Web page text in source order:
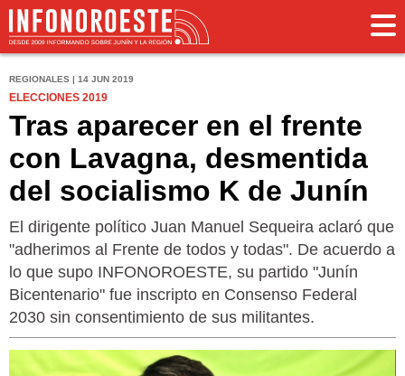
REGIONALES | 14 JUN 2019
ELECCIONES 2019
Tras aparecer en el frente
con Lavagna, desmentida
del socialismo K de Junín
El dirigente político Juan Manuel Sequeira aclaró que
"adherimos al Frente de todos y todas". De acuerdo a
lo que supo INFONOROESTE, su partido "Junín
Bicentenario" fue inscripto en Consenso Federal
2030 sin consentimiento de sus militantes.